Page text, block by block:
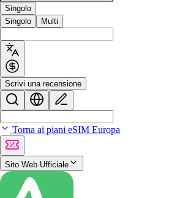
Singolo
Singolo
Multi
Scrivi una recensione
Torna ai piani eSIM Europa
Sito Web Ufficiale